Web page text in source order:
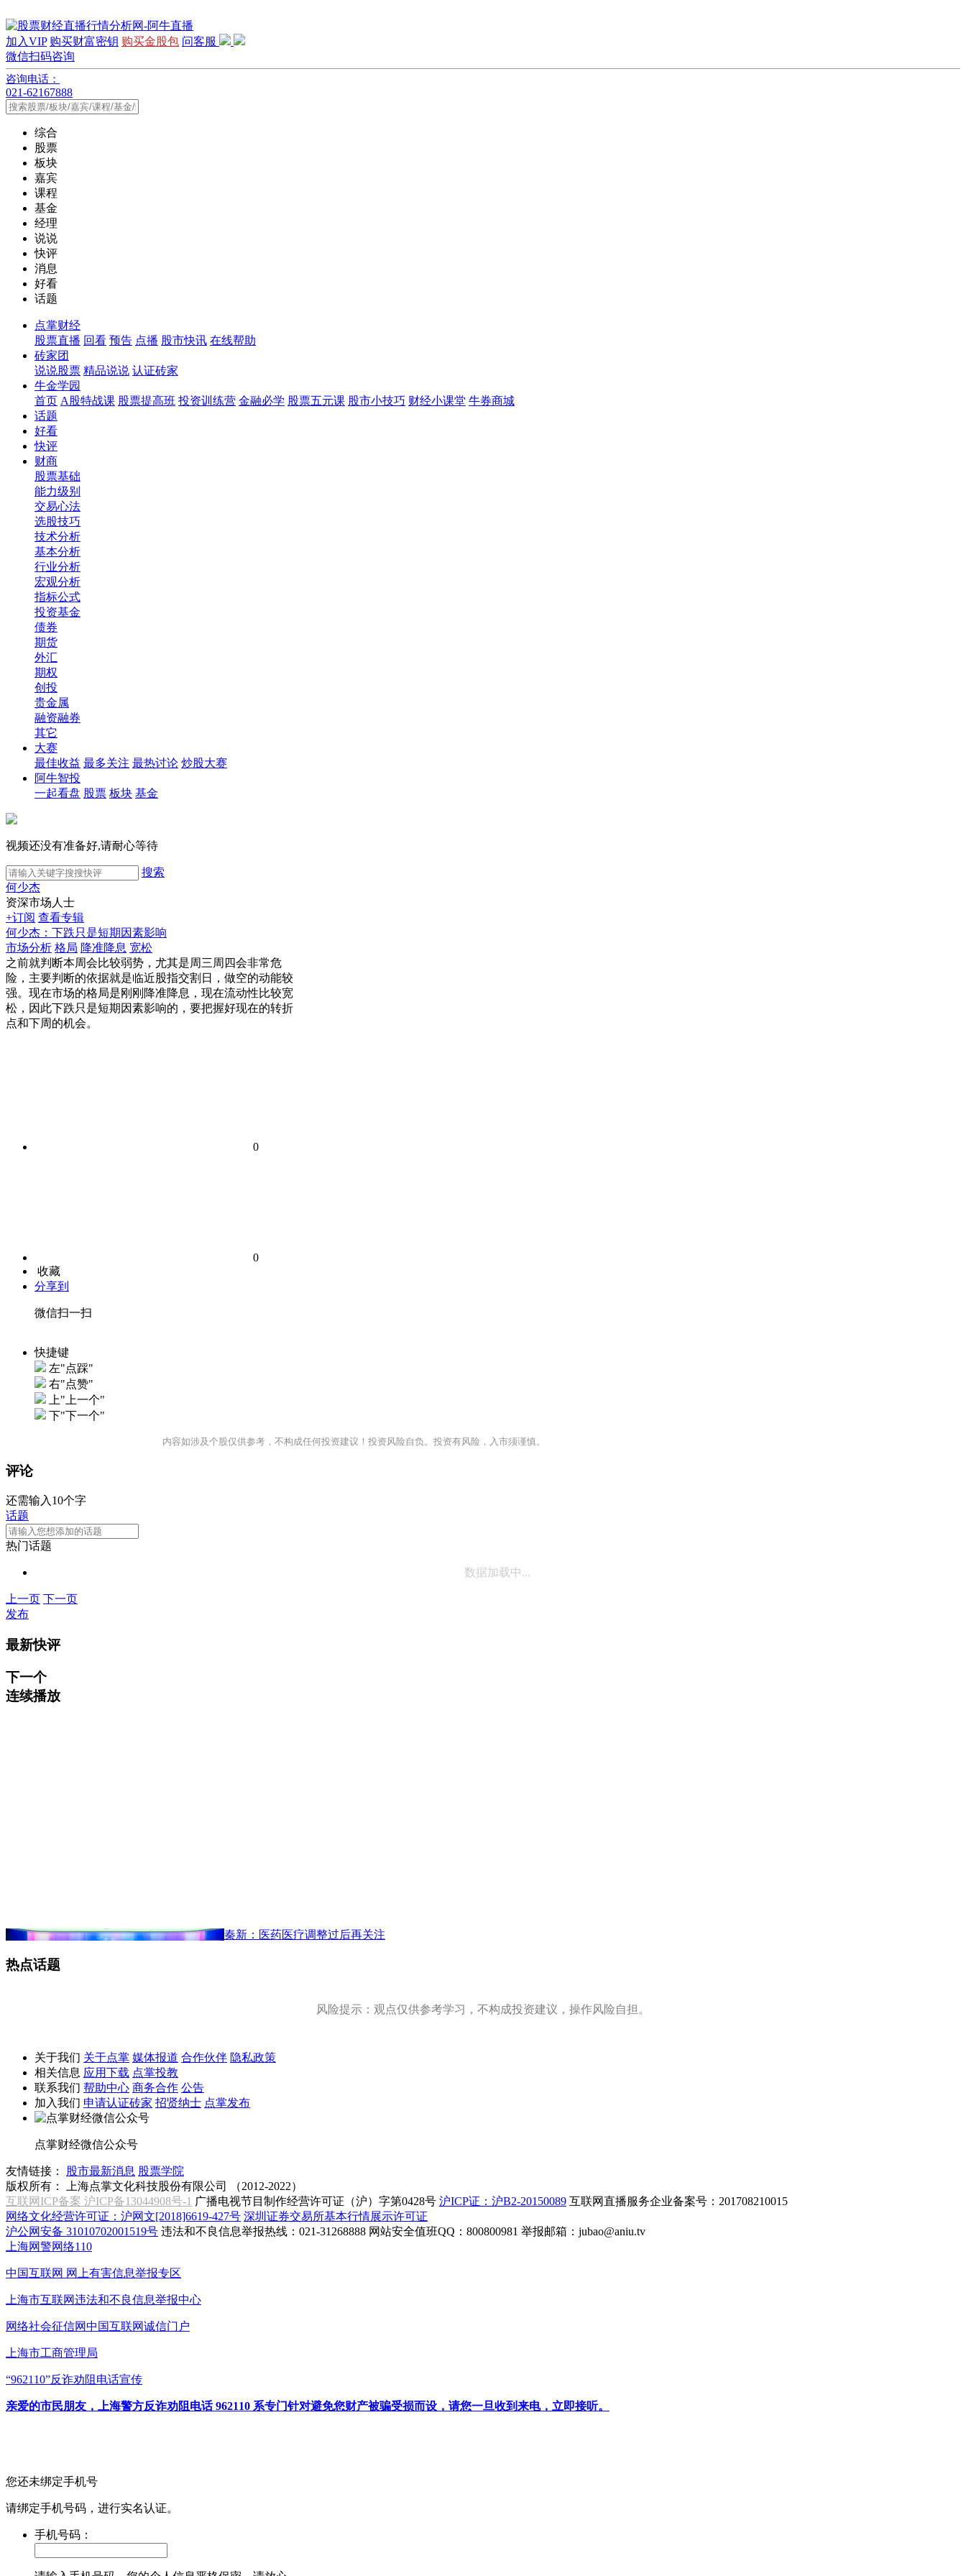
加入VIP 购买财富密钥 购买金股包 问客服
微信扫码咨询
咨询电话：
021-62167888
综合
股票
板块
嘉宾
课程
基金
经理
说说
快评
消息
好看
话题
点掌财经
股票直播 回看 预告 点播 股市快讯 在线帮助
砖家团
说说股票 精品说说 认证砖家
牛金学园
首页 A股特战课 股票提高班 投资训练营 金融必学 股票五元课 股市小技巧 财经小课堂 牛券商城
话题
好看
快评
财商
股票基础
能力级别
交易心法
选股技巧
技术分析
基本分析
行业分析
宏观分析
指标公式
投资基金
债券
期货
外汇
期权
创投
贵金属
融资融券
其它
大赛
最佳收益 最多关注 最热讨论 炒股大赛
阿牛智投
一起看盘 股票 板块 基金
视频还没有准备好,请耐心等待
搜索
何少杰
资深市场人士
+订阅 查看专辑
何少杰：下跌只是短期因素影响
市场分析 格局 降准降息 宽松
之前就判断本周会比较弱势，尤其是周三周四会非常危
险，主要判断的依据就是临近股指交割日，做空的动能较
强。现在市场的格局是刚刚降准降息，现在流动性比较宽
松，因此下跌只是短期因素影响的，要把握好现在的转折
点和下周的机会。
0
0
收藏
分享到
微信扫一扫
快捷键
左"点踩"
右"点赞"
上"上一个"
下"下一个"
内容如涉及个股仅供参考，不构成任何投资建议！投资风险自负。投资有风险，入市须谨慎。
评论
还需输入10个字
话题
热门话题
数据加载中...
上一页 下一页
发布
最新快评
下一个
连续播放
秦新：医药医疗调整过后再关注
热点话题
风险提示：观点仅供参考学习，不构成投资建议，操作风险自担。
关于我们 关于点掌 媒体报道 合作伙伴 隐私政策
相关信息 应用下载 点掌投教
联系我们 帮助中心 商务合作 公告
加入我们 申请认证砖家 招贤纳士 点掌发布
点掌财经微信公众号
友情链接： 股市最新消息 股票学院
版权所有：
上海点掌文化科技股份有限公司 （2012-2022）
互联网ICP备案 沪ICP备13044908号-1 广播电视节目制作经营许可证（沪）字第0428号 沪ICP证：沪B2-20150089 互联网直播服务企业备案号：201708210015
网络文化经营许可证：沪网文[2018]6619-427号 深圳证券交易所基本行情展示许可证
沪公网安备 31010702001519号 违法和不良信息举报热线：021-31268888 网站安全值班QQ：800800981 举报邮箱： jubao@aniu.tv
上海网警网络110
中国互联网 网上有害信息举报专区
上海市互联网违法和不良信息举报中心
网络社会征信网中国互联网诚信门户
上海市工商管理局
“962110”反诈劝阻电话宣传
亲爱的市民朋友，上海警方反诈劝阻电话 962110 系专门针对避免您财产被骗受损而设，请您一旦收到来电，立即接听。
您还未绑定手机号
请绑定手机号码，进行实名认证。
手机号码：